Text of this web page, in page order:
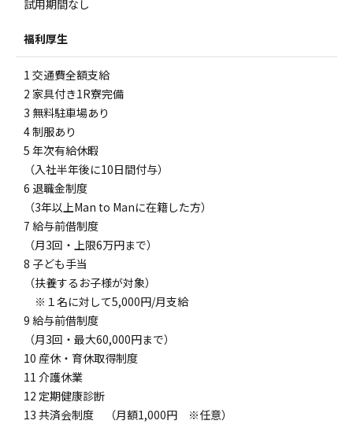
試用期間なし
福利厚生
1 交通費全額支給
2 家具付き1R寮完備
3 無料駐車場あり
4 制服あり
5 年次有給休暇
（入社半年後に10日間付与）
6 退職金制度
（3年以上Man to Manに在籍した方）
7 給与前借制度
（月3回・上限6万円まで）
8 子ども手当
（扶養するお子様が対象）
※１名に対して5,000円/月支給
9 給与前借制度
（月3回・最大60,000円まで）
10 産休・育休取得制度
11 介護休業
12 定期健康診断
13 共済会制度 （月額1,000円 ※任意）